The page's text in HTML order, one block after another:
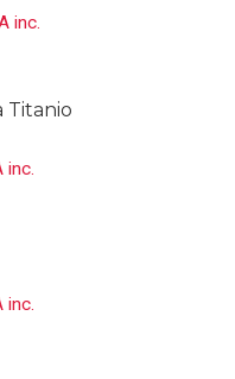
inc.
Titanio
inc.
inc.